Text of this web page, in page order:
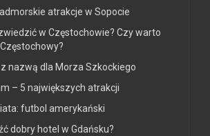
atrakcje w Sopocie
w Częstochowie? Czy warto
nazwą dla Morza Szkockiego
– 5 największych atrakcji
futbol amerykański
dobry hotel w Gdańsku?